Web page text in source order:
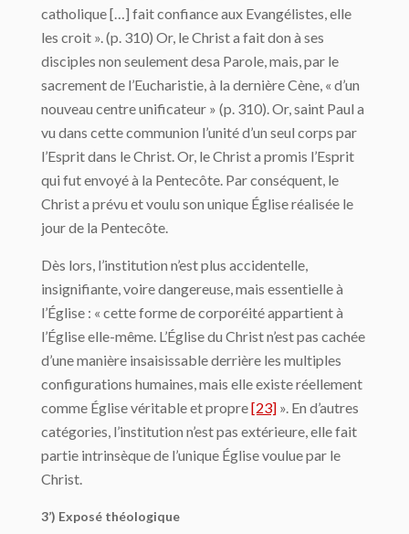
catholique […] fait confiance aux Evangélistes, elle
les croit ». (p. 310) Or, le Christ a fait don à ses
disciples non seulement desa Parole, mais, par le
sacrement de l’Eucharistie, à la dernière Cène, « d’un
nouveau centre unificateur » (p. 310). Or, saint Paul a
vu dans cette communion l’unité d’un seul corps par
l’Esprit dans le Christ. Or, le Christ a promis l’Esprit
qui fut envoyé à la Pentecôte. Par conséquent, le
Christ a prévu et voulu son unique Église réalisée le
jour de la Pentecôte.
Dès lors, l’institution n’est plus accidentelle,
insignifiante, voire dangereuse, mais essentielle à
l’Église : « cette forme de corporéité appartient à
l’Église elle-même. L’Église du Christ n’est pas cachée
d’une manière insaisissable derrière les multiples
configurations humaines, mais elle existe réellement
comme Église véritable et propre[23] ». En d’autres
catégories, l’institution n’est pas extérieure, elle fait
partie intrinsèque de l’unique Église voulue par le
Christ.
3’) Exposé théologique